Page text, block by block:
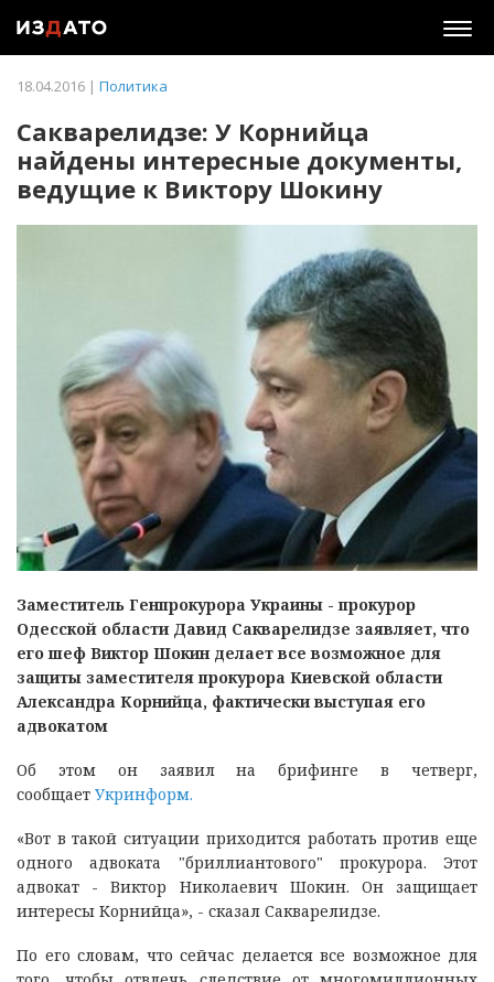
18.04.2016 | Политика
Сакварелидзе: У Корнийца
найдены интересные документы,
ведущие к Виктору Шокину
Заместитель Генпрокурора Украины - прокурор
Одесской области Давид Сакварелидзе заявляет, что
его шеф Виктор Шокин делает все возможное для
защиты заместителя прокурора Киевской области
Александра Корнийца, фактически выступая его
адвокатом
Об этом он заявил на брифинге в четверг,
сообщает Укринформ.
«Вот в такой ситуации приходится работать против еще
одного адвоката "бриллиантового" прокурора. Этот
адвокат - Виктор Николаевич Шокин. Он защищает
интересы Корнийца», - сказал Сакварелидзе.
По его словам, что сейчас делается все возможное для